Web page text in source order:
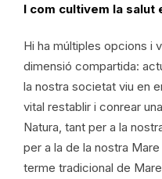
I com cultivem la salut
Hi ha múltiples opcions i
dimensió compartida:
la nostra societat viu en
vital restablir i conrear
Natura, tant per a la
per a la de la nostra
terme tradicional de